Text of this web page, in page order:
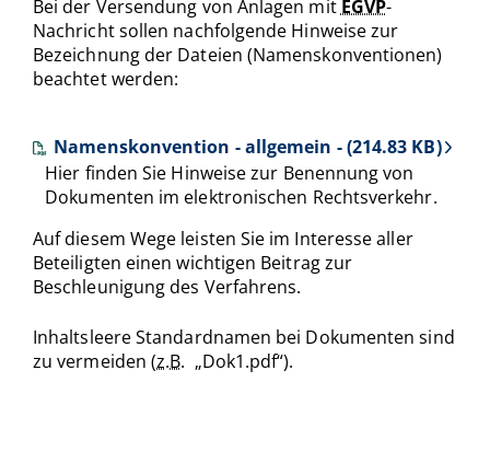
Bei der Versendung von Anlagen mit EGVP-
Nachricht sollen nachfolgende Hinweise zur
Bezeichnung der Dateien (Namenskonventionen)
beachtet werden:
Namenskonvention - allgemein - (214.83 KB)
Hier finden Sie Hinweise zur Benennung von
Dokumenten im elektronischen Rechtsverkehr.
Auf diesem Wege leisten Sie im Interesse aller
Beteiligten einen wichtigen Beitrag zur
Beschleunigung des Verfahrens.
Inhaltsleere Standardnamen bei Dokumenten sind
zu vermeiden (z.B. „Dok1.pdf“).